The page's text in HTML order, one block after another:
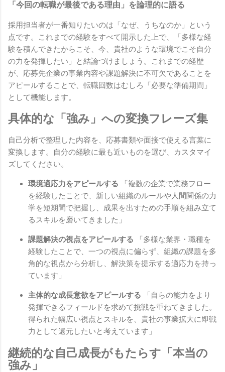
「今回の転職が最後である理由」を論理的に語る
採用担当者が一番知りたいのは「なぜ、うちなのか」という
点です。これまでの経験をすべて開示した上で、「多様な経
験を積んできたからこそ、今、貴社のような環境でこそ自分
の力を発揮したい」と結論づけましょう。これまでの経歴
が、応募先企業の事業内容や課題解決に不可欠であることを
アピールすることで、転職回数はむしろ「必要な準備期間」
として機能します。
具体的な「強み」への変換フレーズ集
自己分析で整理した内容を、応募書類や面接で使える言葉に
変換します。自分の経験に最も近いものを選び、カスタマイ
ズしてください。
環境適応力をアピールする 「複数の企業で業務フロー
を経験したことで、新しい組織のルールや人間関係の力
学を短期間で把握し、成果を出すための手順を組み立て
るスキルを磨いてきました」
課題解決の視点をアピールする 「多様な業界・職種を
経験したことで、一つの視点に偏らず、組織の課題を多
角的な視点から分析し、解決策を提示する適応力を持っ
ています」
主体的な成長意欲をアピールする 「自らの能力をより
発揮できるフィールドを求めて挑戦を重ねてきました。
得られた幅広い視点とスキルを、貴社の事業拡大に即戦
力として還元したいと考えています」
継続的な自己成長がもたらす「本当の
強み」